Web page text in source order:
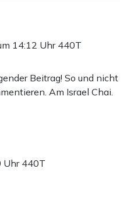
14:12 Uhr 440T
Beitrag! So und nicht
Am Israel Chai.
Uhr 440T